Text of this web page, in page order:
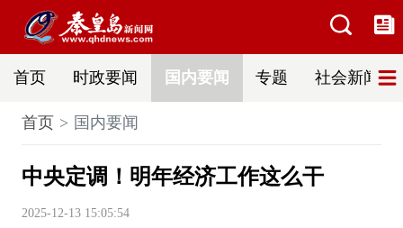
首页 时政要闻 国内要闻 专题 社会新闻
首页 国内要闻
中央定调！明年经济工作这么干
2025-12-13 15:05:54